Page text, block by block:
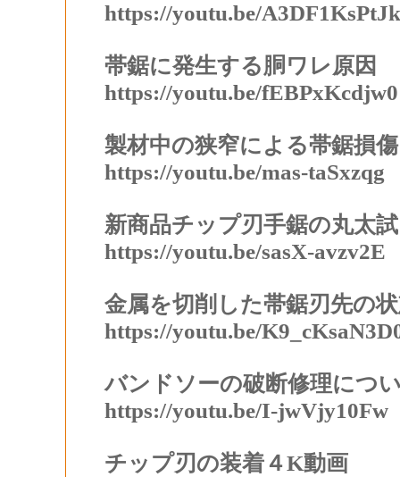
https://youtu.be/A3DF1KsPtJk
帯鋸に発生する胴ワレ原因
https://youtu.be/fEBPxKcdjw0
製材中の狭窄による帯鋸損傷
https://youtu.be/mas-taSxzqg
新商品チップ刃手鋸の丸太
https://youtu.be/sasX-avzv2E
金属を切削した帯鋸刃先の
https://youtu.be/
バンドソーの破断修理につ
https://youtu.be/I-jwVjy10Fw
チップ刃の装着４K動画